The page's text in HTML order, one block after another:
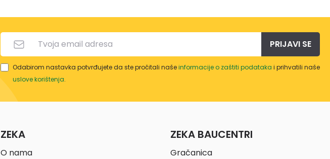
PRIJAVI SE
Odabirom nastavka potvrđujete da ste pročitali našeinformacije o zaštiti podataka i prihvatili naše
uslove korištenja.
ZEKA
O nama
ZEKA BAUCENTRI
Gračanica